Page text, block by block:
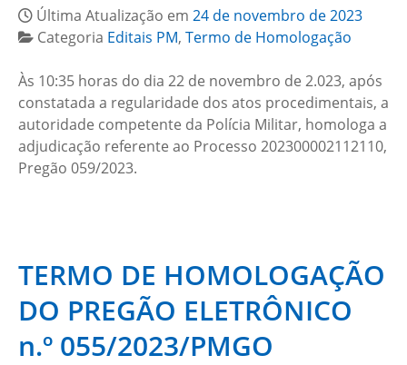
Última Atualização em 24 de novembro de 2023
Categoria Editais PM, Termo de Homologação
Às 10:35 horas do dia 22 de novembro de 2.023, após
constatada a regularidade dos atos procedimentais, a
autoridade competente da Polícia Militar, homologa a
adjudicação referente ao Processo 202300002112110,
Pregão 059/2023.
TERMO DE HOMOLOGAÇÃO
DO PREGÃO ELETRÔNICO
n.º 055/2023/PMGO